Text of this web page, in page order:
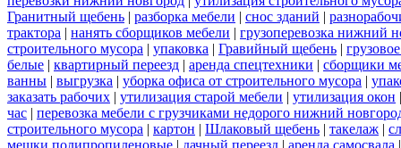
Гранитный щебень | разборка мебели | снос зданий |
трактора | нанять сборщиков мебели | грузоперевозка нижний
строительного мусора | упаковка | Гравийный щебень |
белые | квартирный переезд | аренда спецтехники | сборщики
ванны | выгрузка | уборка офиса от строительного мусора |
заказать рабочих | утилизация старой мебели | утилизация окон
час | перевозка мебели с грузчиками недорого нижний
строительного мусора | картон | Шлаковый щебень | такелаж |
мешки полипропиленовые | дачный переезд | аренда самосвала